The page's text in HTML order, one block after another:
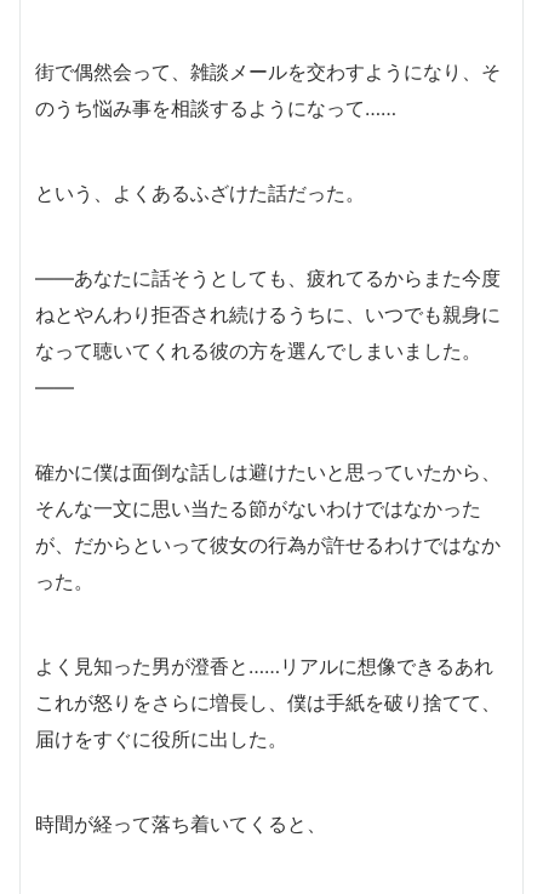
街で偶然会って、雑談メールを交わすようになり、そ
のうち悩み事を相談するようになって……
という、よくあるふざけた話だった。
――あなたに話そうとしても、疲れてるからまた今度
ねとやんわり拒否され続けるうちに、いつでも親身に
なって聴いてくれる彼の方を選んでしまいました。
――
確かに僕は面倒な話しは避けたいと思っていたから、
そんな一文に思い当たる節がないわけではなかった
が、だからといって彼女の行為が許せるわけではなか
った。
よく見知った男が澄香と……リアルに想像できるあれ
これが怒りをさらに増長し、僕は手紙を破り捨てて、
届けをすぐに役所に出した。
時間が経って落ち着いてくると、